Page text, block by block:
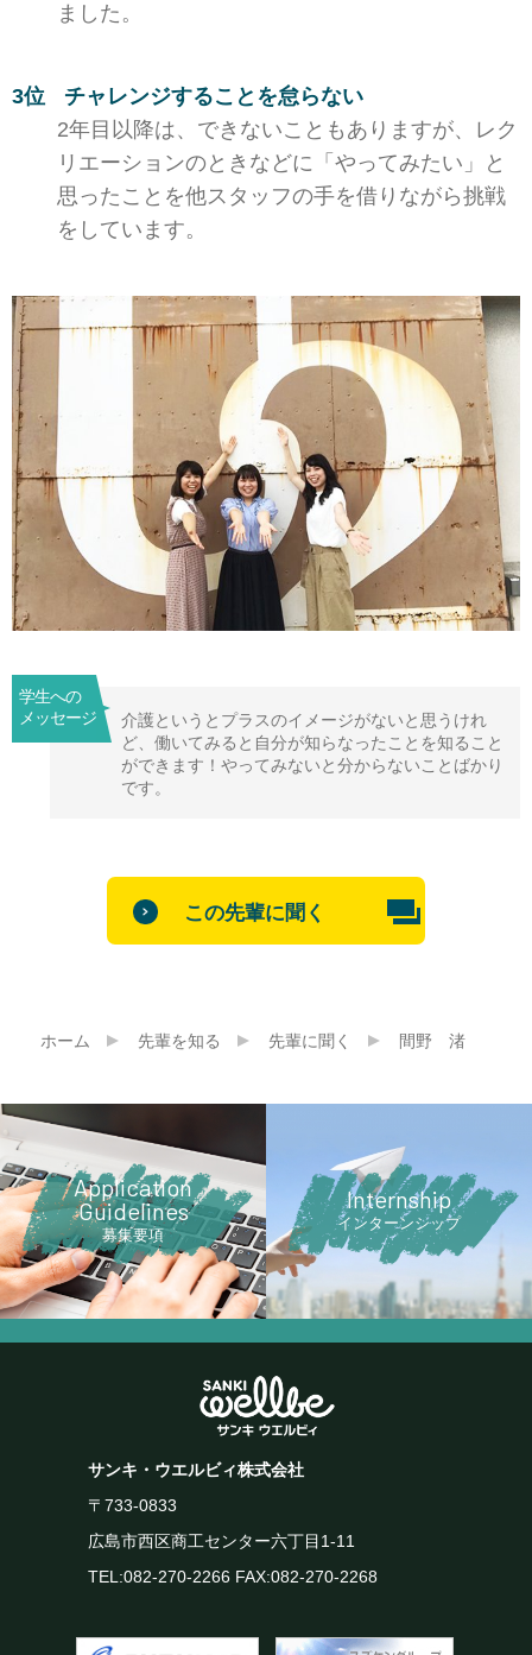
ました。
チャレンジすることを怠らない
2年目以降は、できないこともありますが、レク
リエーションのときなどに「やってみたい」と
思ったことを他スタッフの手を借りながら挑戦
をしています。
学生への
メッセージ
介護というとプラスのイメージがないと思うけれ
ど、働いてみると自分が知らなったことを知ること
ができます！やってみないと分からないことばかり
です。
この先輩に聞く
ホーム 先輩を知る 先輩に聞く 間野 渚
Application
Guidelines
募集要項
lnternship
インターンシップ
サンキ・ウエルビィ株式会社
〒733-0833
広島市西区商工センター六丁目1-11
TEL:082-270-2266 FAX:082-270-2268